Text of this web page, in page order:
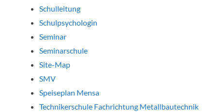
Schulleitung
Schulpsychologin
Seminar
Seminarschule
Site-Map
SMV
Speiseplan Mensa
Technikerschule Fachrichtung Metallbautechnik